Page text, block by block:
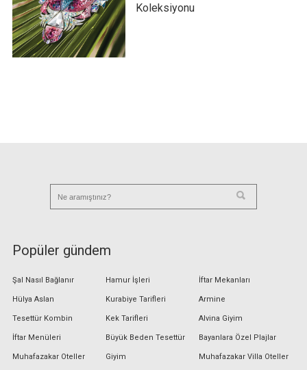
Koleksiyonu
Popüler gündem
Şal Nasıl Bağlanır
Hülya Aslan
Tesettür Kombin
İftar Menüleri
Muhafazakar Oteller
Hamur İşleri
Kurabiye Tarifleri
Kek Tarifleri
Büyük Beden Tesettür
Giyim
İftar Mekanları
Armine
Alvina Giyim
Bayanlara Özel Plajlar
Muhafazakar Villa Oteller